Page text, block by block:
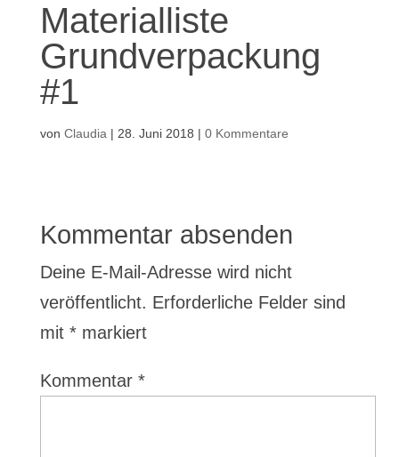
Materialliste
Grundverpackung
#1
von Claudia | 28. Juni 2018 | 0 Kommentare
Kommentar absenden
Deine E-Mail-Adresse wird nicht
veröffentlicht. Erforderliche Felder sind
mit *markiert
Kommentar *